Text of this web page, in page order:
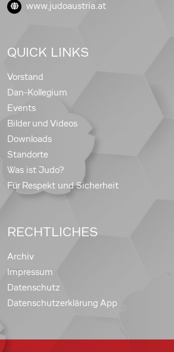
www.judoaustria.at
QUICK LINKS
Vorstand
Dan-Kollegium
Events
Bilder und Videos
Downloads
Standorte
Was ist Judo?
Für Respekt und Sicherheit
RECHTLICHES
Archiv
Impressum
Datenschutz
Datenschutzerklärung App